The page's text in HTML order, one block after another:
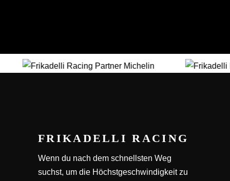
FRIKADELLI RACING
Wenn du nach dem schnellsten Weg
suchst, um die Höchstgeschwindigkeit zu